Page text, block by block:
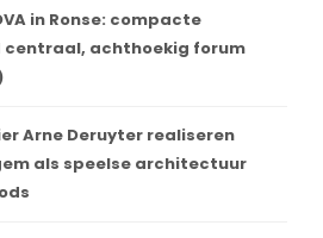
in Ronse: compacte
centraal, achthoekig forum
Arne Deruyter realiseren
als speelse architectuur